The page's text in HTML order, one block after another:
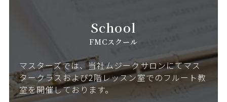
School
FMCスクール
マスターズでは、当社ムジークサロンにてマス
タークラスおよび2階レッスン室でのフルート教
室を開催しております。